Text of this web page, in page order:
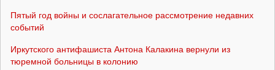
Пятый год войны и сослагательное рассмотрение недавних
событий
Иркутского антифашиста Антона Калакина вернули из
тюремной больницы в колонию